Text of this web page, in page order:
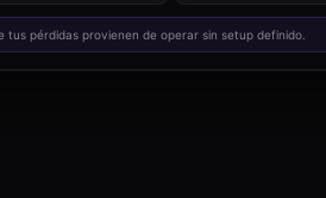
tus pérdidas provienen de operar sin setup definido.